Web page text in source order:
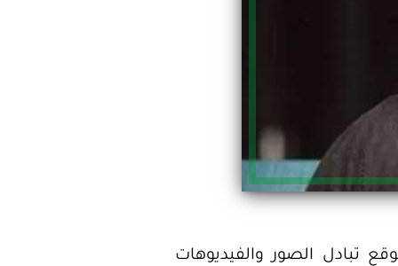
الصور والفيديوهات